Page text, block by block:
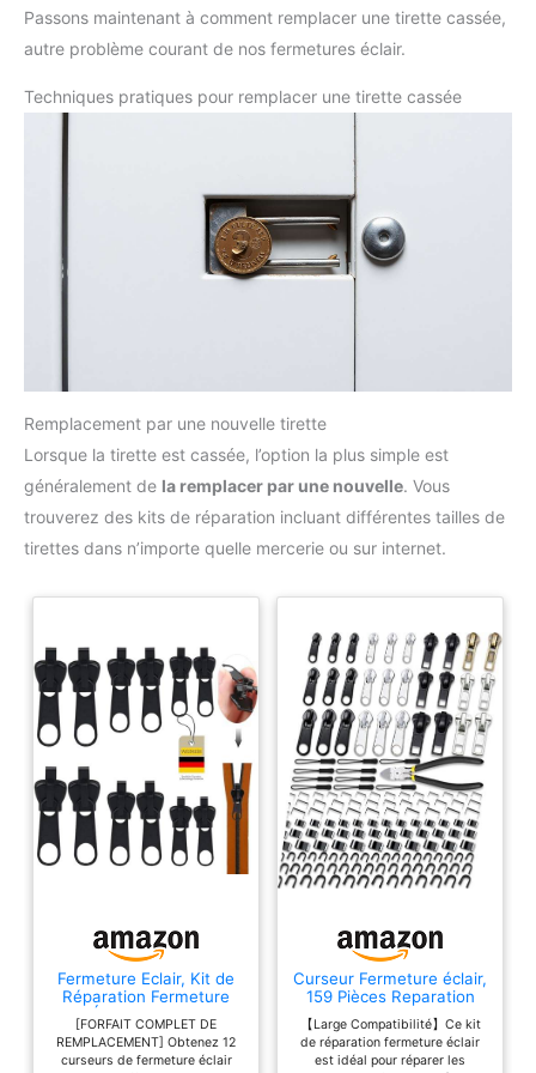
Passons maintenant à comment remplacer une tirette cassée,
autre problème courant de nos fermetures éclair.
Techniques pratiques pour remplacer une tirette cassée
Remplacement par une nouvelle tirette
Lorsque la tirette est cassée, l’option la plus simple est
généralement de la remplacer par une nouvelle. Vous
trouverez des kits de réparation incluant différentes tailles de
tirettes dans n’importe quelle mercerie ou sur internet.
Fermeture Eclair, Kit de
Réparation Fermeture
Éclair, Curseur
Détachable Universel 3
Tailles, Remplacement
Sans Outil, Durable pour
[FORFAIT COMPLET DE
REMPLACEMENT] Obtenez 12
curseurs de fermeture éclair
Curseur Fermeture éclair,
159 Pièces Reparation
Fermetures Eclair, Kit
Réparation Fermeture
éclair, Kit Réparation
Fermetures eclair en
【Large Compatibilité】Ce kit
de réparation fermeture éclair
est idéal pour réparer les